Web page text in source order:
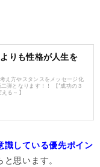
りも性格が人生を
え方やスタンスをメッセージ化
弾となります！！ 【”成功の３
る～】
識している優先ポイン
思います。